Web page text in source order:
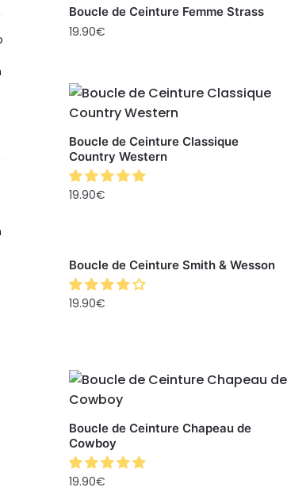
Boucle de Ceinture Femme Strass
19.90€
Boucle de Ceinture Classique
Country Western
19.90€
Boucle de Ceinture Smith & Wesson
19.90€
Boucle de Ceinture Chapeau de
Cowboy
19.90€